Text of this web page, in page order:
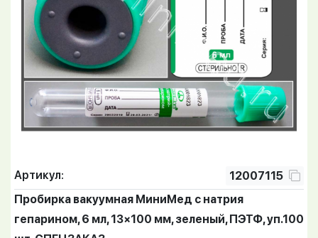
Артикул:
12007115
Пробирка вакуумная МиниМед с натрия
гепарином, 6 мл, 13×100 мм, зеленый, ПЭТФ, уп.100